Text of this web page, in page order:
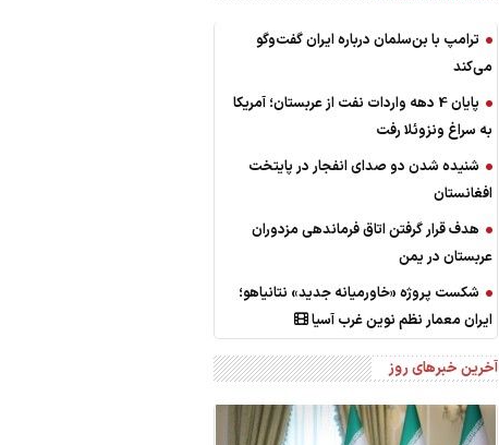
ترامپ با بن‌سلمان درباره ایران گفت‌وگو
می‌کند
پایان 4 دهه واردات نفت از عربستان؛ آمریکا
به سراغ ونزوئلا رفت
شنیده شدن دو صدای انفجار در پایتخت
افغانستان
هدف قرار گرفتن اتاق‌ فرماندهی مزدوران
عربستان در یمن
شکست پروژه «خاورمیانه جدید» نتانیاهو؛
ایران معمار نظم نوین غرب آسیا
آخرین خبرهای روز